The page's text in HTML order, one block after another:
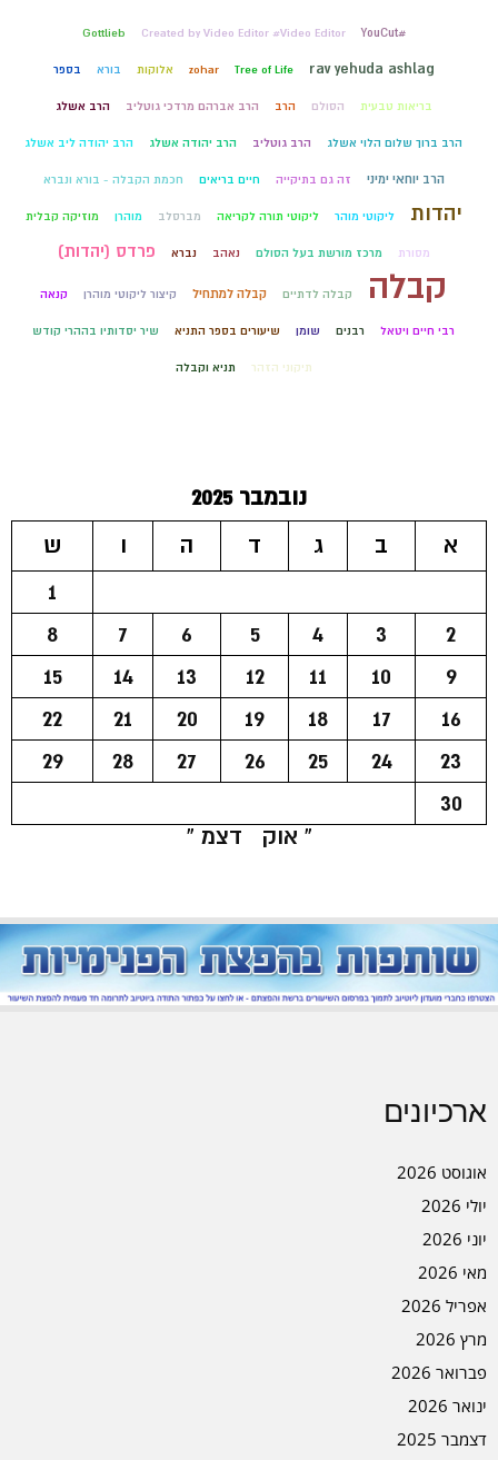
#YouCut
Created by Video Editor #Video Editor
Gottlieb
rav yehuda ashlag
Tree of Life
zohar אלוקות בורא בספר
בריאות טבעית הסולם הרב הרב אברהם מרדכי גוטליב הרב אשלג
הרב ברוך שלום הלוי אשלג הרב גוטליב הרב יהודה אשלג הרב יהודה ליב אשלג
הרב יוחאי ימיני זה גם בתיקייה חיים בריאים חכמת הקבלה - בורא ונברא
יהדות ליקוטי מוהר ליקוטי תורה לקריאה מברסלב מוהרן מוזיקה קבלית
מסורת מרכז מורשת בעל הסולם נאהב נברא פרדס (יהדות)
קבלה קבלה לדתיים קבלה למתחיל קיצור ליקוטי מוהרן קנאה
רבי חיים ויטאל רבנים שומן שיעורים בספר התניא שיר יסדותיו בההרי קודש
תיקוני הזהר תניא וקבלה
נובמבר 2025
א
ב ג ד ה ו
ש
1
2
3
4
5
6
7
8
9
10
11
12
13
14
15
16
17
18
19
20
21
22
23
24
25
26
27
28
29
30
« אוק
דצמ »
ארכיונים
אוגוסט 2026
יולי 2026
יוני 2026
מאי 2026
אפריל 2026
מרץ 2026
פברואר 2026
ינואר 2026
דצמבר 2025